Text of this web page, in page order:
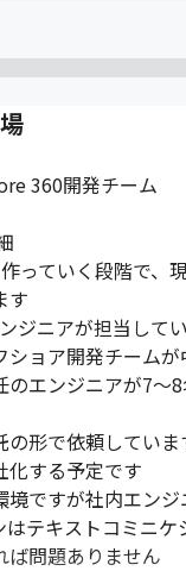
360開発チーム
っていく段階で、
す
ジニアが担当して
ショア開発チーム
のエンジニアが7～
の形で依頼してい
化する予定です
ですが社内エンジ
はテキストコミニ
ば問題ありません